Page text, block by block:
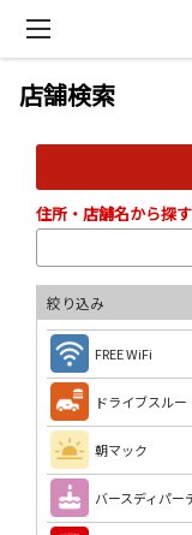
店舗検索
住所・店舗名から探す
絞り込み
FREE WiFi
ドライブスルー
朝マック
バースディパー